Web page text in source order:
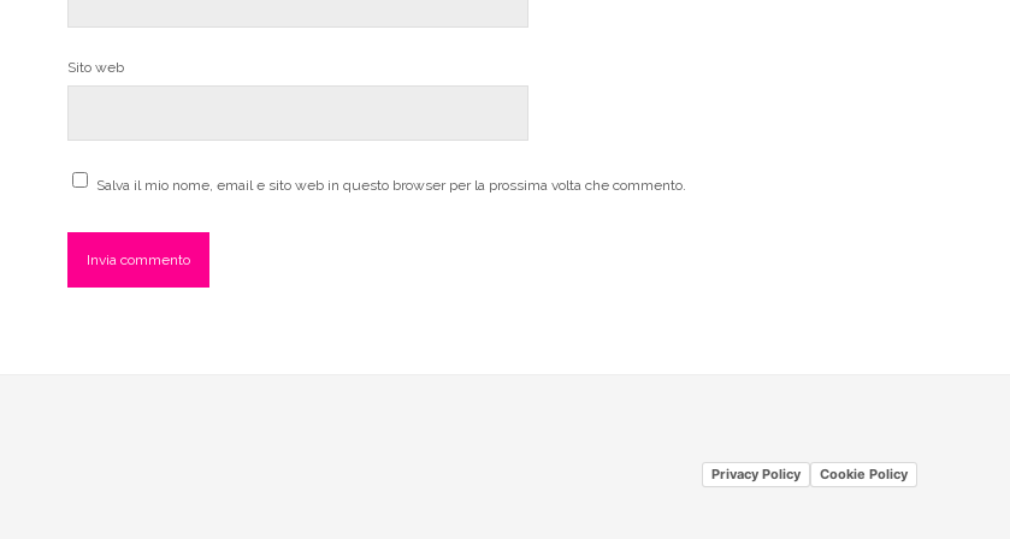
Sito web
Salva il mio nome, email e sito web in questo browser per la prossima volta che commento.
Privacy Policy Cookie Policy